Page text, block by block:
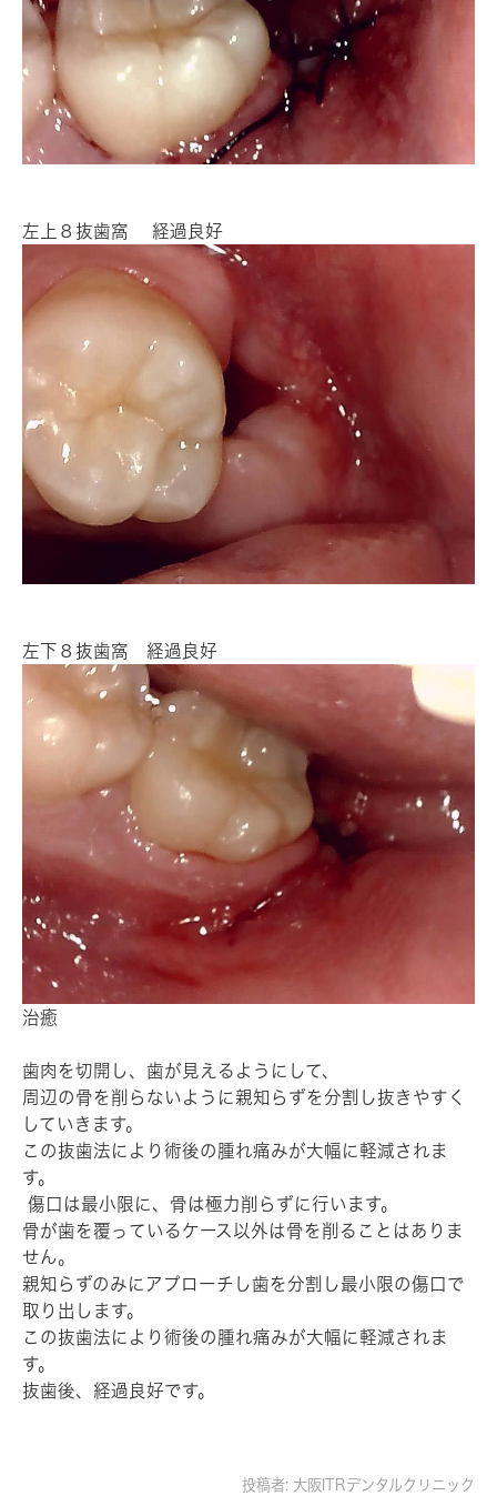
左上８抜歯窩 経過良好
左下８抜歯窩 経過良好
治癒
歯肉を切開し、歯が見えるようにして、
周辺の骨を削らないように親知らずを分割し抜きやすく
していきます。
この抜歯法により術後の腫れ痛みが大幅に軽減されま
す。
傷口は最小限に、骨は極力削らずに行います。
骨が歯を覆っているケース以外は骨を削ることはありま
せん。
親知らずのみにアプローチし歯を分割し最小限の傷口で
取り出します。
この抜歯法により術後の腫れ痛みが大幅に軽減されま
す。
抜歯後、経過良好です。
投稿者: 大阪ITRデンタルクリニック